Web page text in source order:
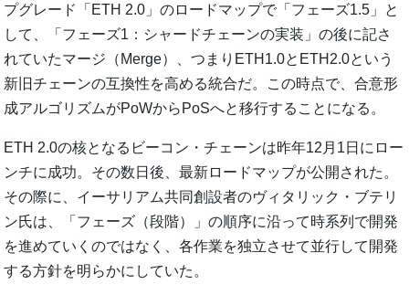
プグレード「ETH 2.0」のロードマップで「フェーズ1.5」と
して、「フェーズ1：シャードチェーンの実装」の後に記さ
れていたマージ（Merge）、つまりETH1.0とETH2.0という
新旧チェーンの互換性を高める統合だ。この時点で、合意形
成アルゴリズムがPoWからPoSへと移行することになる。
ETH 2.0の核となるビーコン・チェーンは昨年12月1日にロー
ンチに成功。その数日後、最新ロードマップが公開された。
その際に、イーサリアム共同創設者のヴィタリック・ブテリ
ン氏は、「フェーズ（段階）」の順序に沿って時系列で開発
を進めていくのではなく、各作業を独立させて並行して開発
する方針を明らかにしていた。